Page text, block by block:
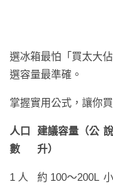
選冰箱最怕「買太大
選容量最準確。
掌握實用公式，讓你
人口
數
建議容量（公
升）
1 人 約 100～200L